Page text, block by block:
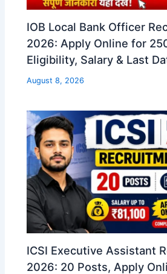
IOB Local Bank Officer
2026: Apply Online for
Eligibility, Salary & Last
August 8, 2026
ICSI Executive Assistant
2026: 20 Posts, Apply